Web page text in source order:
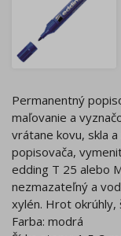
Permanentný
maľovanie a
vrátane kovu, skla
popisovača,
edding T 25 alebo
nezmazateľný a
xylén. Hrot okrúhly,
Farba: modrá